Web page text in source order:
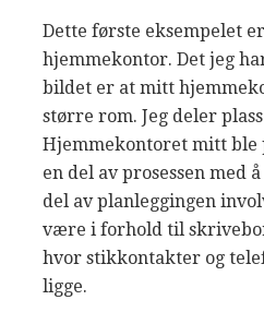
Dette første eksempelet
hjemmekontor. Det jeg
bildet er at mitt
større rom. Jeg deler
Hjemmekontoret mitt ble
en del av prosessen med
del av planleggingen
være i forhold til
hvor stikkontakter og
ligge.